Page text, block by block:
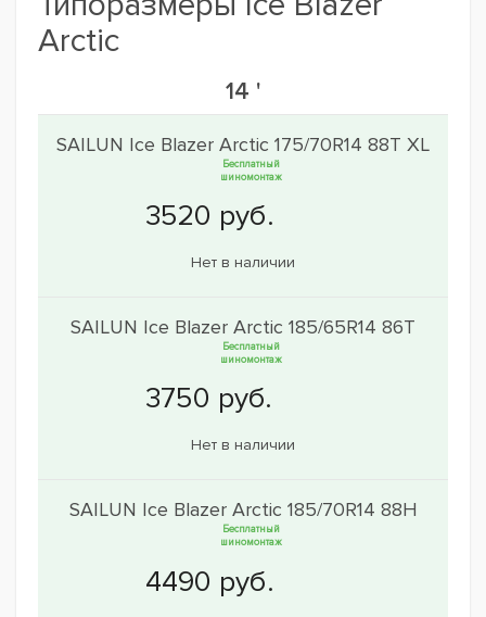
Arctic
14 '
SAILUN Ice Blazer Arctic 175/70R14 88T XL
Бесплатный
шиномонтаж
Нет в наличии
SAILUN Ice Blazer Arctic 185/65R14 86T
Бесплатный
шиномонтаж
Нет в наличии
SAILUN Ice Blazer Arctic 185/70R14 88H
Бесплатный
шиномонтаж